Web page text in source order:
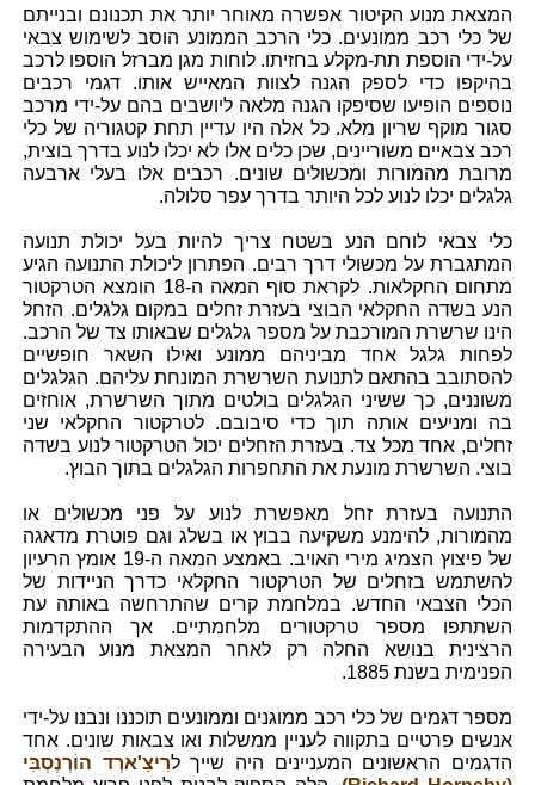
המצאת מנוע הקיטור אפשרה מאוחר יותר את תכנונם ובנייתם
של כלי רכב ממונעים. כלי הרכב הממונע הוסב לשימוש צבאי
על-ידי הוספת תת-מקלע בחזיתו. לוחות מגן מברזל הוספו לרכב
בהיקפו כדי לספק הגנה לצוות המאייש אותו. דגמי רכבים
נוספים הופיעו שסיפקו הגנה מלאה ליושבים בהם על-ידי מרכב
סגור מוקף שריון מלא. כל אלה היו עדיין תחת קטגוריה של כלי
רכב צבאיים משוריינים, שכן כלים אלו לא יכלו לנוע בדרך בוצית,
מרובת מהמורות ומכשולים שונים. רכבים אלו בעלי ארבעה
גלגלים יכלו לנוע לכל היותר בדרך עפר סלולה.
כלי צבאי לוחם הנע בשטח צריך להיות בעל יכולת תנועה
המתגברת על מכשולי דרך רבים. הפתרון ליכולת התנועה הגיע
מתחום החקלאות. לקראת סוף המאה ה-18 הומצא הטרקטור
הנע בשדה החקלאי הבוצי בעזרת זחלים במקום גלגלים. הזחל
הינו שרשרת המורכבת על מספר גלגלים שבאותו צד של הרכב.
לפחות גלגל אחד מביניהם ממונע ואילו השאר חופשיים
להסתובב בהתאם לתנועת השרשרת המונחת עליהם. הגלגלים
משוננים, כך ששיני הגלגלים בולטים מתוך השרשרת, אוחזים
בה ומניעים אותה תוך כדי סיבובם. לטרקטור החקלאי שני
זחלים, אחד מכל צד. בעזרת הזחלים יכול הטרקטור לנוע בשדה
בוצי. השרשרת מונעת את התחפרות הגלגלים בתוך הבוץ.
התנועה בעזרת זחל מאפשרת לנוע על פני מכשולים או
מהמורות, להימנע משקיעה בבוץ או בשלג וגם פוטרת מדאגה
של פיצוץ הצמיג מירי האויב. באמצע המאה ה-19 אומץ הרעיון
להשתמש בזחלים של הטרקטור החקלאי כדרך הניידות של
הכלי הצבאי החדש. במלחמת קרים שהתרחשה באותה עת
השתתפו מספר טרקטורים מלחמתיים. אך ההתקדמות
הרצינית בנושא החלה רק לאחר המצאת מנוע הבעירה
הפנימית בשנת 1885.
מספר דגמים של כלי רכב ממוגנים וממונעים תוכננו ונבנו על-ידי
אנשים פרטיים בתקווה לעניין ממשלות ואו צבאות שונים. אחד
הדגמים הראשונים המעניינים היה שייך לרִיצַ'ארְד הוֹרְנְסְבִּי